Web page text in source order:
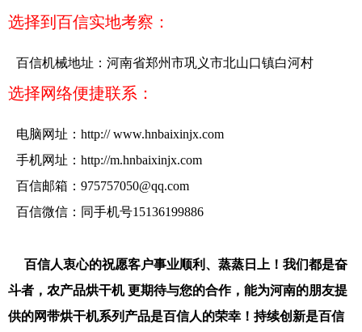
选择到百信实地考察：
百信机械地址：河南省郑州市巩义市北山口镇白河村
选择网络便捷联系：
电脑网址： http:// www.hnbaixinjx.com
手机网址： http://m.hnbaixinjx.com
百信邮箱： 975757050@qq.com
百信微信：同手机号15136199886
百信人衷心的祝愿客户事业顺利、蒸蒸日上！我们都是奋
斗者，农产品烘干机 更期待与您的合作，能为河南的朋友提
供的网带烘干机系列产品是百信人的荣幸！持续创新是百信